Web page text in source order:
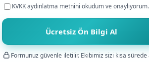
KVKK aydınlatma metnini okudum ve onaylıyorum.
Ücretsiz Ön Bilgi Al
Formunuz güvenle iletilir. Ekibimiz sizi kısa sürede